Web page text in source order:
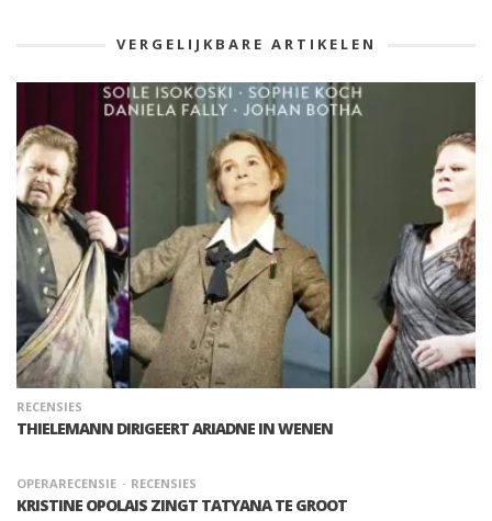
VERGELIJKBARE ARTIKELEN
RECENSIES
THIELEMANN DIRIGEERT ARIADNE IN WENEN
OPERARECENSIE RECENSIES
KRISTINE OPOLAIS ZINGT TATYANA TE GROOT